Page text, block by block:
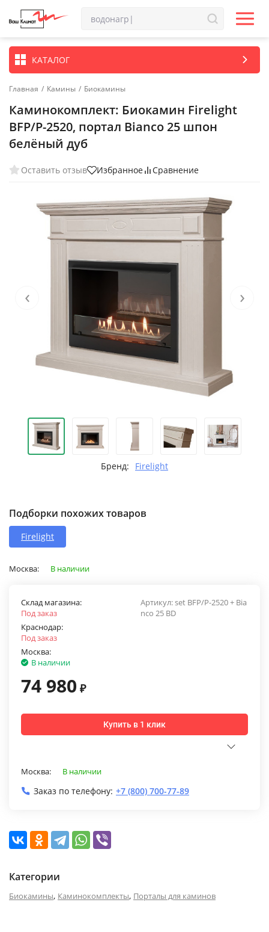
КАТАЛОГ
Главная / Камины / Биокамины
Каминокомплект: Биокамин Firelight
BFP/P-2520, портал Bianco 25 шпон
белёный дуб
Оставить отзыв Избранное Сравнение
‹ ›
Бренд: Firelight
Подборки похожих товаров
Firelight
Москва: В наличии
Артикул:set BFP/P-2520 + Bia
nco 25 BD
Склад магазина:
Под заказ
Краснодар:
Под заказ
Москва:
В наличии
74 980 ₽
Купить в 1 клик
Москва: В наличии
Заказ по телефону: +7 (800) 700-77-89
Категории
Биокамины, Каминокомплекты, Порталы для каминов